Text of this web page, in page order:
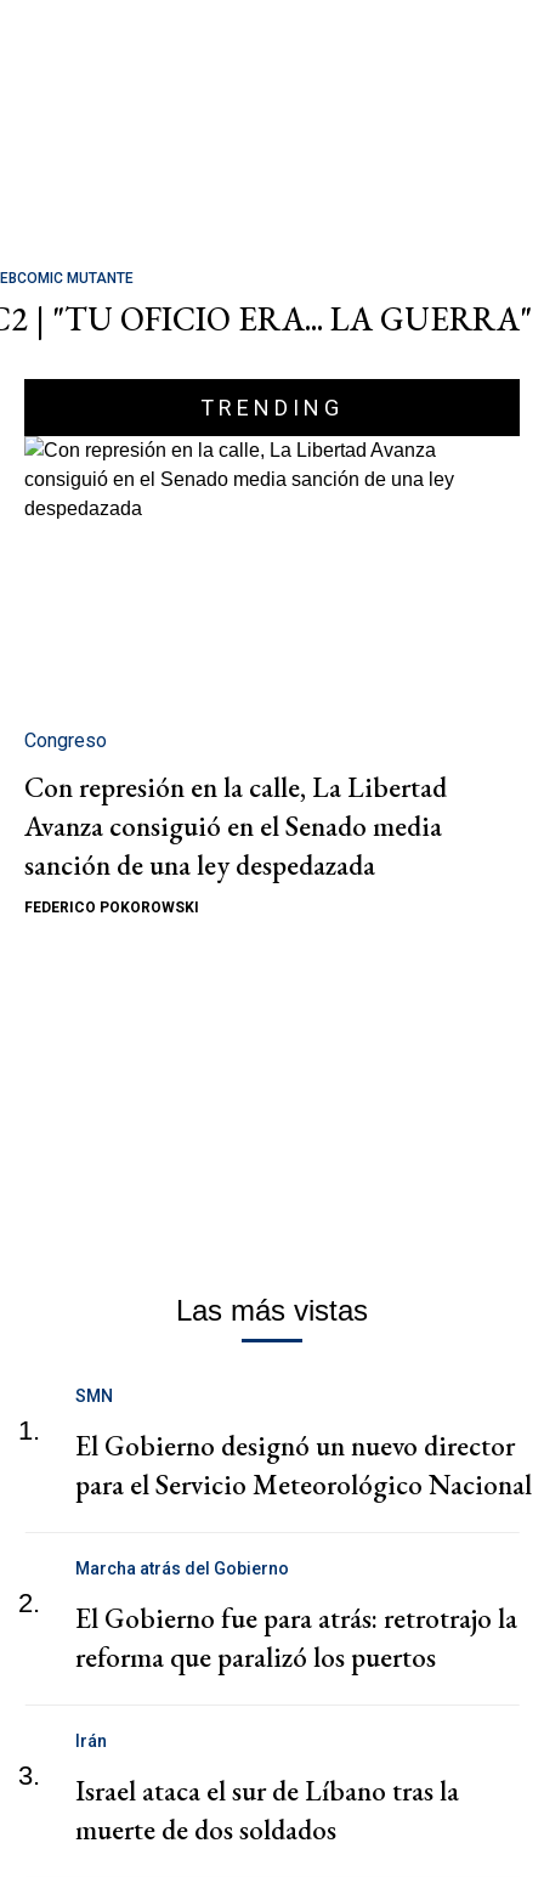
MUTANTE
| "TU OFICIO ERA... LA GUERRA"
TRENDING
Congreso
Con represión en la calle, La Libertad
Avanza consiguió en el Senado media
sanción de una ley despedazada
FEDERICO POKOROWSKI
Las más vistas
1.
SMN
El Gobierno designó un nuevo director
para el Servicio Meteorológico Nacional
2.
Marcha atrás del Gobierno
El Gobierno fue para atrás: retrotrajo la
reforma que paralizó los puertos
3.
Irán
Israel ataca el sur de Líbano tras la
muerte de dos soldados